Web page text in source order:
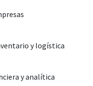
y logística
y analítica